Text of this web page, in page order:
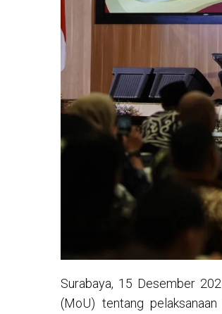
Surabaya, 15 Desember
(MoU) tentang